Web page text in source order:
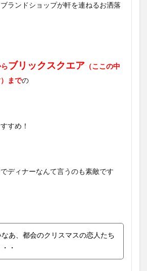
ランドショップが軒を連ねるお洒落
ブリックスクエア （ここの中
までの
すめ！
ディナーなんて言うのも素敵です
なあ、都会のクリスマスの恋人たち
・